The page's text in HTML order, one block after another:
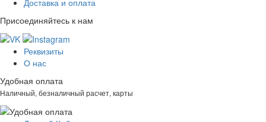
Присоединяйтесь к нам
Реквизиты
О нас
Удобная оплата
Наличный, безналичный расчет, карты